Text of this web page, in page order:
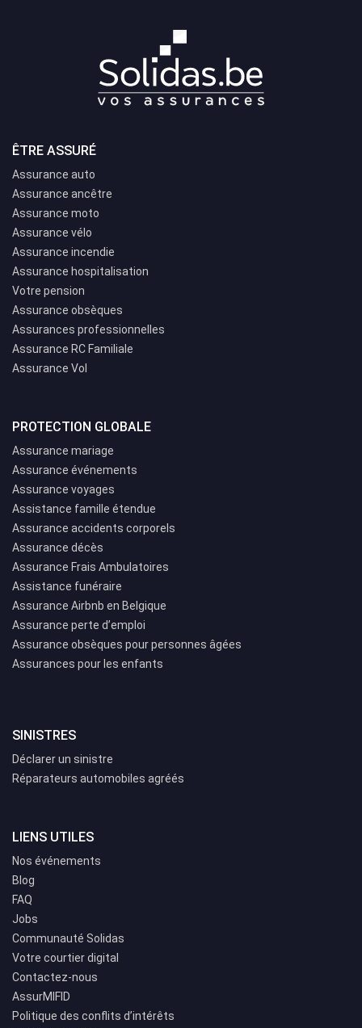
ÊTRE ASSURÉ
Assurance auto
Assurance ancêtre
Assurance moto
Assurance vélo
Assurance incendie
Assurance hospitalisation
Votre pension
Assurance obsèques
Assurances professionnelles
Assurance RC Familiale
Assurance Vol
PROTECTION GLOBALE
Assurance mariage
Assurance événements
Assurance voyages
Assistance famille étendue
Assurance accidents corporels
Assurance décès
Assurance Frais Ambulatoires
Assistance funéraire
Assurance Airbnb en Belgique
Assurance perte d’emploi
Assurance obsèques pour personnes âgées
Assurances pour les enfants
SINISTRES
Déclarer un sinistre
Réparateurs automobiles agréés
LIENS UTILES
Nos événements
Blog
FAQ
Jobs
Communauté Solidas
Votre courtier digital
Contactez-nous
AssurMIFID
Politique des conflits d’intérêts